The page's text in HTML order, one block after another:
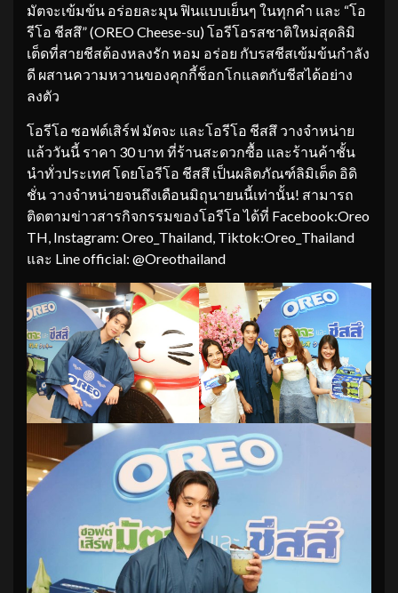
มัตจะเข้มข้น อร่อยละมุน ฟินแบบเย็นๆ ในทุกคำ และ “โอ
รีโอ ชีสสึ” (OREO Cheese-su) โอรีโอรสชาติใหม่สุดลิมิ
เต็ดที่สายชีสต้องหลงรัก หอม อร่อย กับรสชีสเข้มข้นกำลัง
ดี ผสานความหวานของคุกกี้ช็อกโกแลตกับชีสได้อย่าง
ลงตัว
โอรีโอ ซอฟต์เสิร์ฟ มัตจะ และโอรีโอ ชีสสึ วางจำหน่าย
แล้ววันนี้ ราคา 30 บาท ที่ร้านสะดวกซื้อ และร้านค้าชั้น
นำทั่วประเทศ โดยโอรีโอ ชีสสึ เป็นผลิตภัณฑ์ลิมิเต็ด อิดิ
ชั่น วางจำหน่ายจนถึงเดือนมิถุนายนนี้เท่านั้น! สามารถ
ติดตามข่าวสารกิจกรรมของโอรีโอ ได้ที่ Facebook:Oreo
TH, Instagram: Oreo_Thailand, Tiktok:Oreo_Thailand
และ Line official: @Oreothailand